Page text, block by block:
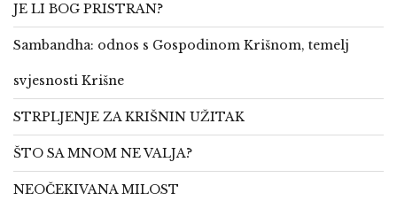
JE LI BOG PRISTRAN?
Sambandha: odnos s Gospodinom Krišnom, temelj
svjesnosti Krišne
STRPLJENJE ZA KRIŠNIN UŽITAK
ŠTO SA MNOM NE VALJA?
NEOČEKIVANA MILOST